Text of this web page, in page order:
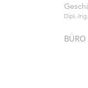
Dipl.-
BÜRO